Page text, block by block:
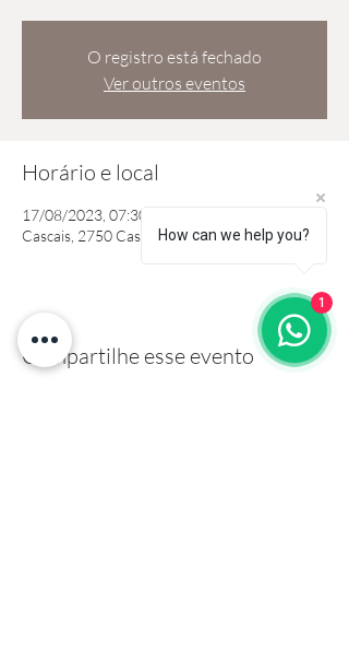
O registro está fechado
Ver outros eventos
Horário e local
17/08/2023, 07:30 – 8:30
Cascais, 2750 Cascais, Portugal
Compartilhe esse evento
How can we help you?
1